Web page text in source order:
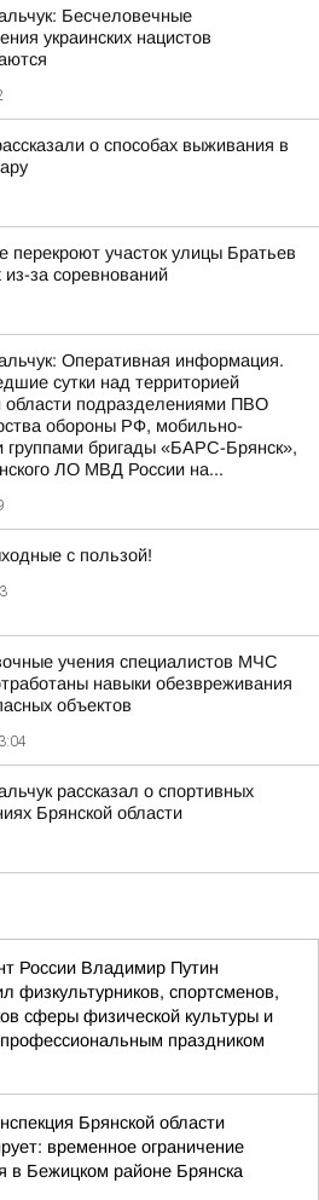
Бесчеловечные
украинских нацистов
о способах выживания в
перекроют участок улицы Братьев
из-за соревнований
Оперативная информация.
сутки над территорией
области подразделениями ПВО
обороны РФ, мобильно-
группами бригады «БАРС-Брянск»,
ЛО МВД России на...
с пользой!
учения специалистов МЧС
навыки обезвреживания
объектов
рассказал о спортивных
Брянской области
России Владимир Путин
физкультурников, спортсменов,
сферы физической культуры и
праздником
Брянской области
временное ограничение
в Бежицком районе Брянска